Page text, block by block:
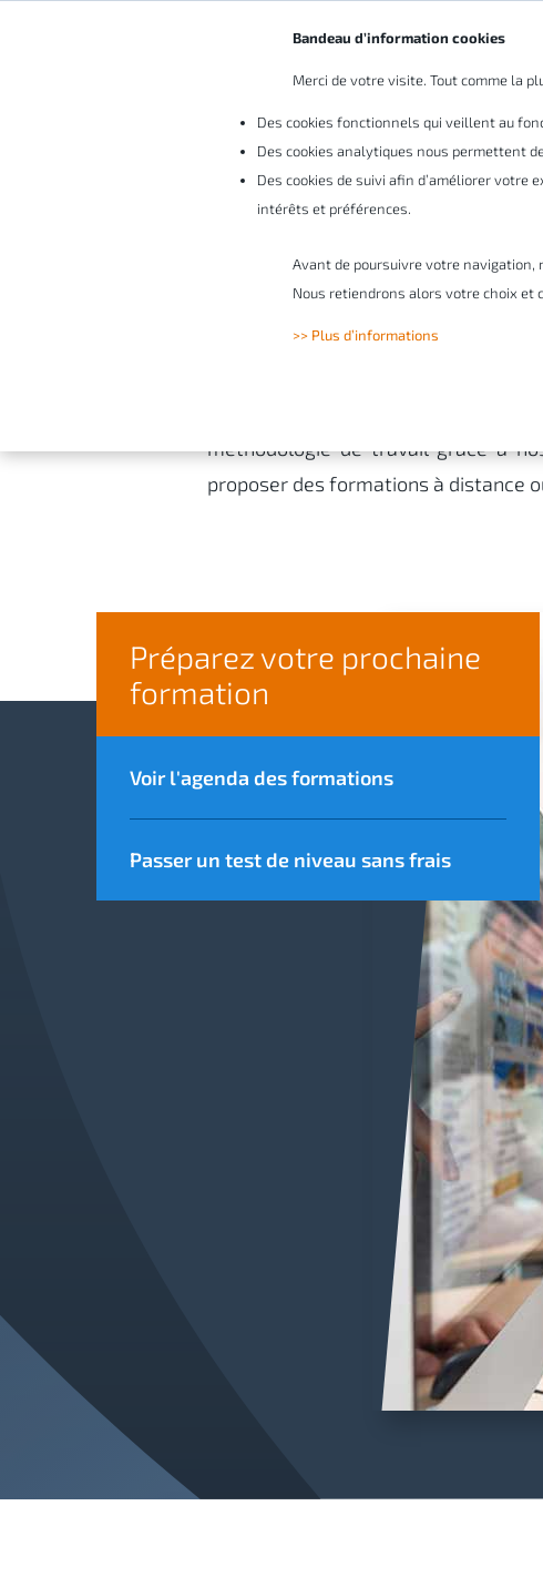
Bandeau d’information cookies
Merci de votre visite. Tout comme la
Des cookies fonctionnels qui veillent au
Des cookies analytiques nous permettent
Des cookies de suivi afin d’améliorer votre
intérêts et préférences.
Avant de poursuivre votre navigation,
Nous retiendrons alors votre choix et
>> Plus d’informations
Votre
Formations
Augmentez vos compétences
méthodologie de travail grâce à
proposer des formations à distance
Préparez votre prochaine
formation
Voir l'agenda des formations
Passer un test de niveau sans frais